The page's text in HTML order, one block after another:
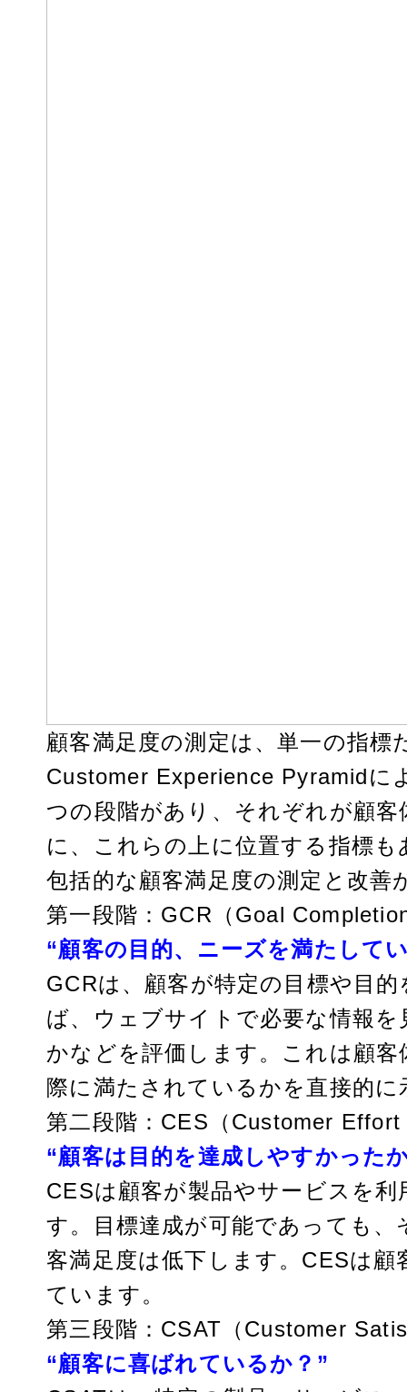
顧客満足度の測定は、単一の指
Customer Experience Pyramidに
つの段階があり、それぞれが顧
に、これらの上に位置する指標
包括的な顧客満足度の測定と改善
第一段階：GCR（Goal
“顧客の目的、ニーズを満たして
GCRは、顧客が特定の目標や目
ば、ウェブサイトで必要な情報
かなどを評価します。これは顧
際に満たされているかを直接的に
第二段階：CES（Customer
“顧客は目的を達成しやすかった
CESは顧客が製品やサービスを
す。目標達成が可能であっても
客満足度は低下します。CESは
ています。
第三段階：CSAT（Customer
“顧客に喜ばれているか？”